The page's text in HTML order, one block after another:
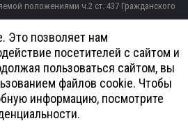
положениями ч.2 ст. 437 Гражданского
данных
Это позволяет нам
посетителей с сайтом и
пользоваться сайтом, вы
файлов cookie. Чтобы
информацию, посмотрите
.